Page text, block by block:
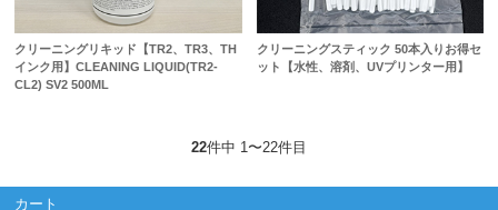
クリーニングリキッド【TR2、TR3、TH
インク用】CLEANING LIQUID(TR2-
CL2) SV2 500ML
クリーニングスティック 50本入りお得セ
ット【水性、溶剤、UVプリンター用】
22件中 1〜22件目
カート